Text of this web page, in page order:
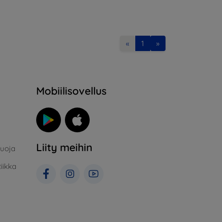
« 1 »
Mobiilisovellus
Liity meihin